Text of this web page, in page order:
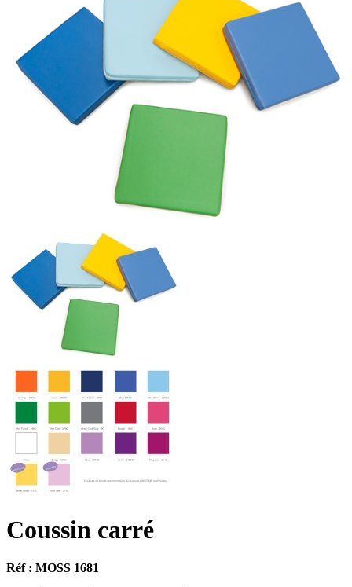
Coussin carré
Réf : MOSS 1681